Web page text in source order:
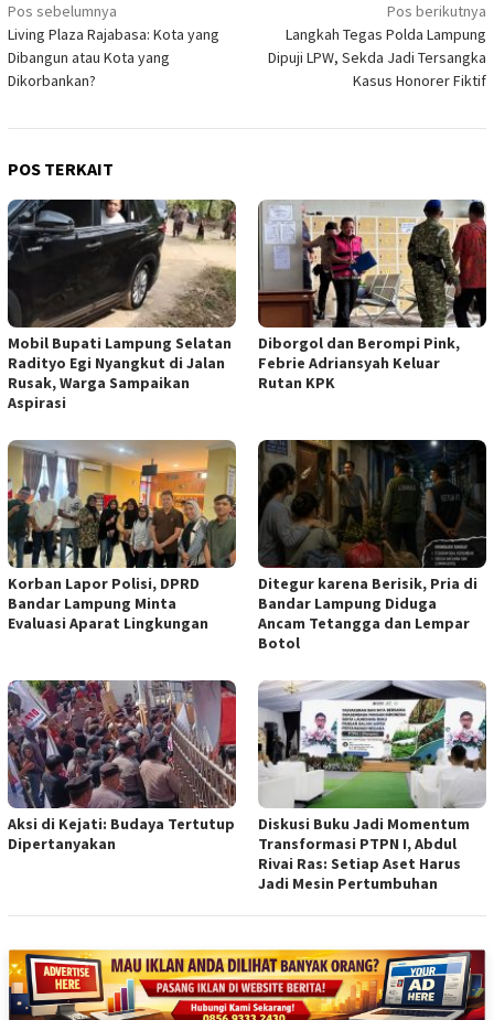
Navigasi
pos
Pos sebelumnya
Living Plaza Rajabasa: Kota yang
Dibangun atau Kota yang
Dikorbankan?
Pos berikutnya
Langkah Tegas Polda Lampung
Dipuji LPW, Sekda Jadi Tersangka
Kasus Honorer Fiktif
POS TERKAIT
Mobil Bupati Lampung Selatan
Radityo Egi Nyangkut di Jalan
Rusak, Warga Sampaikan
Aspirasi
Diborgol dan Berompi Pink,
Febrie Adriansyah Keluar
Rutan KPK
Korban Lapor Polisi, DPRD
Bandar Lampung Minta
Evaluasi Aparat Lingkungan
Ditegur karena Berisik, Pria di
Bandar Lampung Diduga
Ancam Tetangga dan Lempar
Botol
Aksi di Kejati: Budaya Tertutup
Dipertanyakan
Diskusi Buku Jadi Momentum
Transformasi PTPN I, Abdul
Rivai Ras: Setiap Aset Harus
Jadi Mesin Pertumbuhan